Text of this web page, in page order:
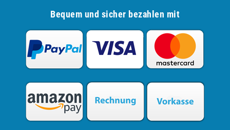
Bequem und sicher bezahlen mit